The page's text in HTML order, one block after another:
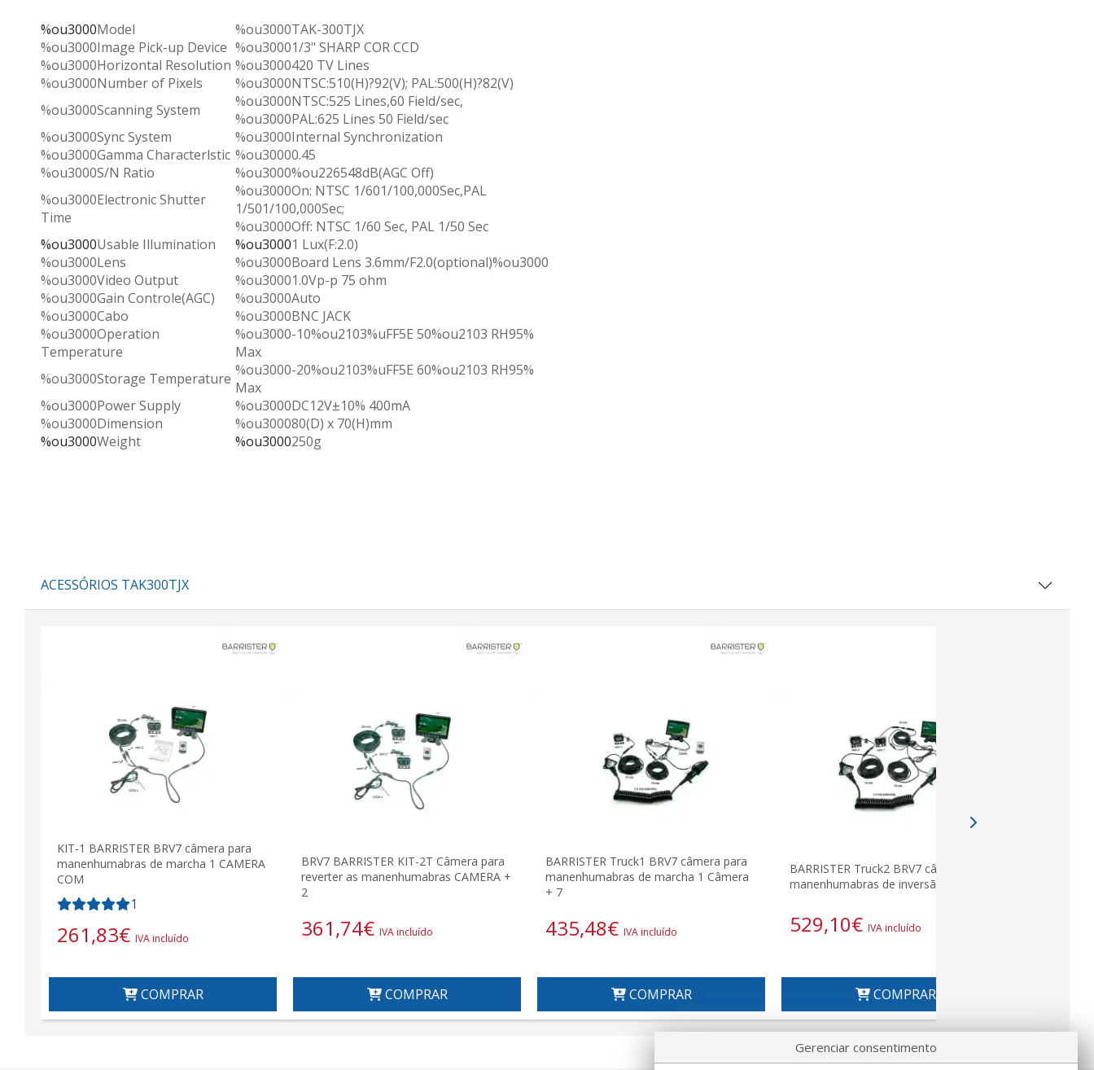
%ou3000Model
%ou3000TAK-300TJX
%ou3000Image Pick-up Device %ou30001/3" SHARP COR CCD
%ou3000Horizontal Resolution %ou3000420 TV Lines
%ou3000Number of Pixels
%ou3000NTSC:510(H)?92(V); PAL:500(H)?82(V)
%ou3000Scanning System
%ou3000NTSC:525 Lines,60 Field/sec,
%ou3000PAL:625 Lines 50 Field/sec
%ou3000Sync System
%ou3000Internal Synchronization
%ou3000Gamma Characterlstic %ou30000.45
%ou3000S/N Ratio
%ou3000%ou226548dB(AGC Off)
%ou3000Electronic Shutter
Time
%ou3000On: NTSC 1/601/100,000Sec,PAL
1/501/100,000Sec;
%ou3000Off: NTSC 1/60 Sec, PAL 1/50 Sec
%ou3000Usable Illumination %ou30001 Lux(F:2.0)
%ou3000Lens
%ou3000Board Lens 3.6mm/F2.0(optional)%ou3000
%ou3000Video Output
%ou30001.0Vp-p 75 ohm
%ou3000Gain Controle(AGC)
%ou3000Auto
%ou3000Cabo
%ou3000BNC JACK
%ou3000Operation
Temperature
%ou3000-10%ou2103%uFF5E 50%ou2103 RH95%
Max
%ou3000Storage Temperature %ou3000-20%ou2103%uFF5E 60%ou2103 RH95%
Max
%ou3000Power Supply
%ou3000DC12V±10% 400mA
%ou3000Dimension
%ou300080(D) x 70(H)mm
%ou3000Weight %ou3000250g
ACESSÓRIOS TAK300TJX
KIT-1 BARRISTER BRV7 câmera para
manenhumabras de marcha 1 CAMERA
COM
1
261,83€ IVA incluído
COMPRAR
BRV7 BARRISTER KIT-2T Câmera para
reverter as manenhumabras CAMERA +
2
361,74€ IVA incluído
COMPRAR
BARRISTER Truck1 BRV7 câmera para
manenhumabras de marcha 1 Câmera
+ 7
435,48€ IVA incluído
COMPRAR
BARRISTER Truck2 BRV7 câmera para
manenhumabras de inversão 07 feverei
529,10€ IVA incluído
COMPRAR
Gerenciar consentimento